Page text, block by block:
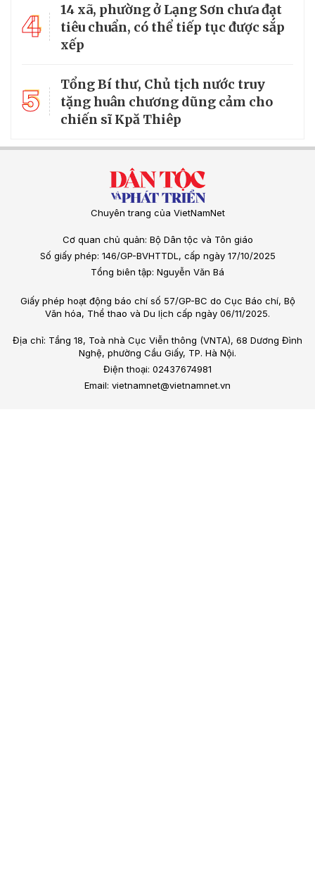
4
14 xã, phường ở Lạng Sơn chưa đạt
tiêu chuẩn, có thể tiếp tục được sắp
xếp
5
Tổng Bí thư, Chủ tịch nước truy
tặng huân chương dũng cảm cho
chiến sĩ Kpă Thiêp
Chuyên trang của VietNamNet
Cơ quan chủ quản: Bộ Dân tộc và Tôn giáo
Số giấy phép: 146/GP-BVHTTDL, cấp ngày 17/10/2025
Tổng biên tập: Nguyễn Văn Bá
Giấy phép hoạt động báo chí số 57/GP-BC do Cục Báo chí, Bộ
Văn hóa, Thể thao và Du lịch cấp ngày 06/11/2025.
Địa chỉ: Tầng 18, Toà nhà Cục Viễn thông (VNTA), 68 Dương Đình
Nghệ, phường Cầu Giấy, TP. Hà Nội.
Điện thoại: 02437674981
Email: vietnamnet@vietnamnet.vn